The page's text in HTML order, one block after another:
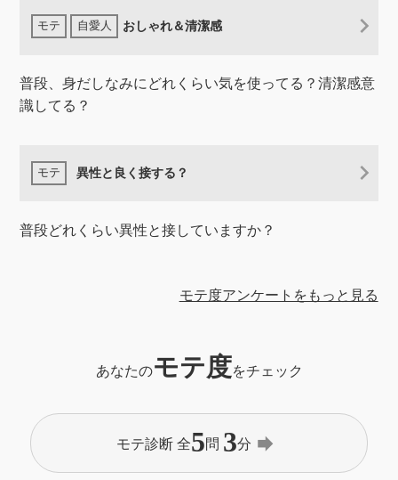
おしゃれ＆清潔感
普段、身だしなみにどれくらい気を使ってる？清潔感意
識してる？
異性と良く接する？
普段どれくらい異性と接していますか？
モテ度アンケートをもっと見る
あなたのモテ度をチェック
モテ診断 全5問 3分 forward